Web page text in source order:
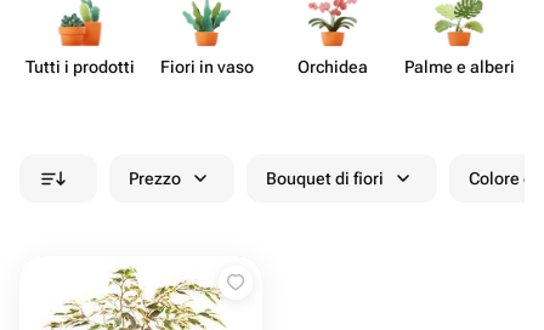
Tutti i prodotti Fiori in vaso Orchidea Palme e alberi
Prezzo Bouquet di fiori Colore